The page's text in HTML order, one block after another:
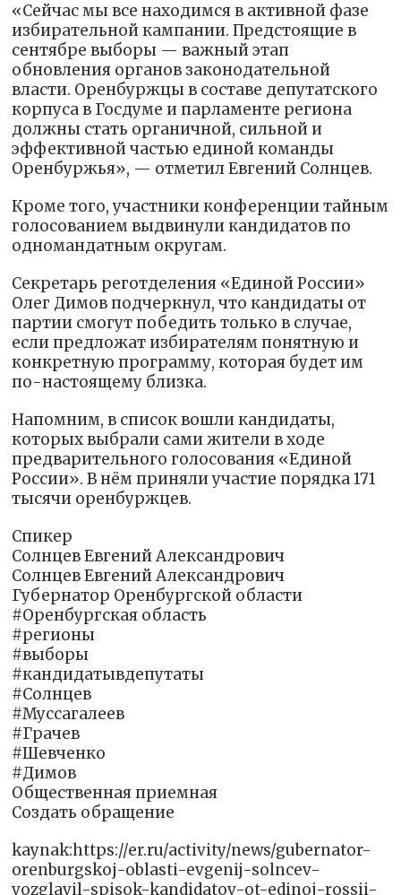
«Сейчас мы все находимся в активной фазе
избирательной кампании. Предстоящие в
сентябре выборы — важный этап
обновления органов законодательной
власти. Оренбуржцы в составе депутатского
корпуса в Госдуме и парламенте региона
должны стать органичной, сильной и
эффективной частью единой команды
Оренбуржья», — отметил Евгений Солнцев.
Кроме того, участники конференции тайным
голосованием выдвинули кандидатов по
одномандатным округам.
Секретарь реготделения «Единой России»
Олег Димов подчеркнул, что кандидаты от
партии смогут победить только в случае,
если предложат избирателям понятную и
конкретную программу, которая будет им
по-настоящему близка.
Напомним, в список вошли кандидаты,
которых выбрали сами жители в ходе
предварительного голосования «Единой
России». В нём приняли участие порядка 171
тысячи оренбуржцев.
Спикер
Солнцев Евгений Александрович
Солнцев Евгений Александрович
Губернатор Оренбургской области
#Оренбургская область
#регионы
#выборы
#кандидатывдепутаты
#Солнцев
#Муссагалеев
#Грачев
#Шевченко
#Димов
Общественная приемная
Создать обращение
kaynak:https://er.ru/activity/news/gubernator-
orenburgskoj-oblasti-evgenij-solncev-
vozglavil-spisok-kandidatov-ot-edinoj-rossii-